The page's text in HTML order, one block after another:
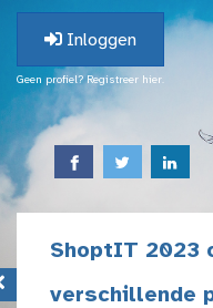
Inloggen
Geen profiel? Registreer hier.
ShoptIT 2023
verschillende